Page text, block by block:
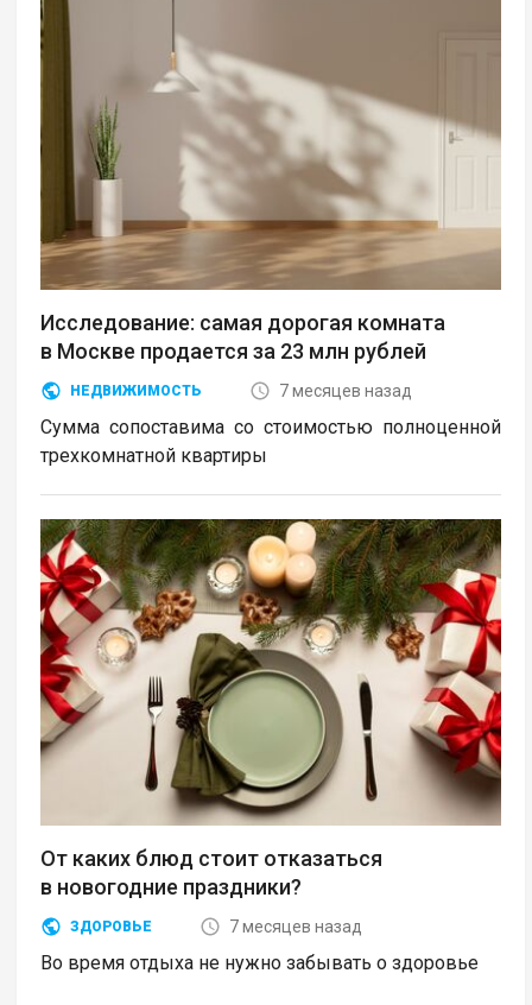
Исследование: самая дорогая комната
в Москве продается за 23 млн рублей
НЕДВИЖИМОСТЬ 7 месяцев назад
Сумма сопоставима со стоимостью полноценной
трехкомнатной квартиры
От каких блюд стоит отказаться
в новогодние праздники?
ЗДОРОВЬЕ 7 месяцев назад
Во время отдыха не нужно забывать о здоровье